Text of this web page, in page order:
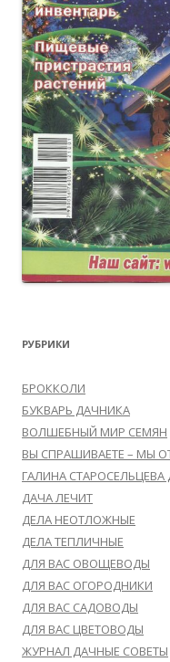
РУБРИКИ
БРОККОЛИ
БУКВАРЬ ДАЧНИКА
ВОЛШЕБНЫЙ МИР СЕМЯН
ВЫ СПРАШИВАЕТЕ – МЫ
ГАЛИНА
ДАЧА ЛЕЧИТ
ДЕЛА НЕОТЛОЖНЫЕ
ДЕЛА ТЕПЛИЧНЫЕ
ДЛЯ ВАС ОВОЩЕВОДЫ
ДЛЯ ВАС ОГОРОДНИКИ
ДЛЯ ВАС САДОВОДЫ
ДЛЯ ВАС ЦВЕТОВОДЫ
ЖУРНАЛ ДАЧНЫЕ СОВЕТЫ